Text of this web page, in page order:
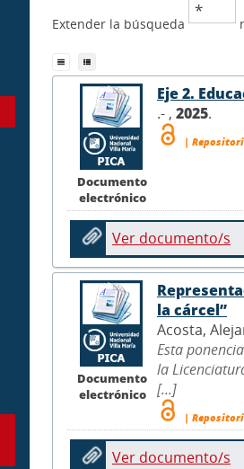
Extender la búsqueda
Documento
electrónico
Eje 2.
.- , 2025.
|
Ver documento/s
Documento
electrónico
la cárcel”
Acosta,
Esta
la
[...]
|
Ver documento/s